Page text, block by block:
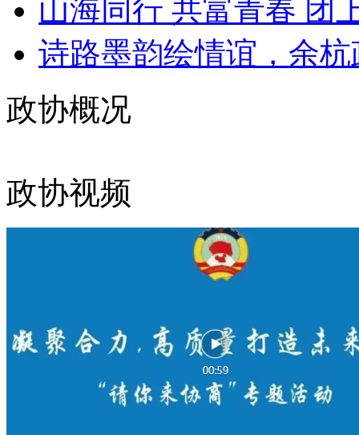
山海同行 共富青春 团
诗路墨韵绘情谊，余
政协概况
政协视频